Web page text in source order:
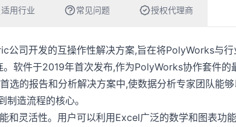
适用行业 常见问题 授权代理商
司开发的互操作性解决方案,旨在将PolyWorks与行
软件于2019年首次发布,作为PolyWorks协作套件的
选的报告和分析解决方案中,使数据分析专家团队能
造流程的核心。
和灵活性。用户可以利用Excel广泛的数学和图表功